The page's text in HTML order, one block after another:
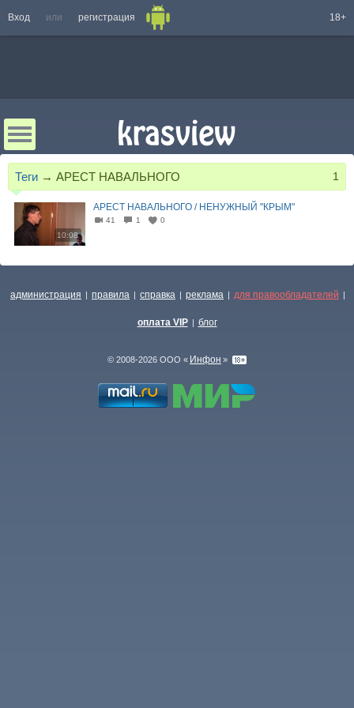
Вход или регистрация 18+
Теги → АРЕСТ НАВАЛЬНОГО 1
10:08
АРЕСТ НАВАЛЬНОГО / НЕНУЖНЫЙ "КРЫМ"
41 1 0
администрация | правила | справка | реклама | для правообладателей |
оплата VIP | блог
© 2008-2026 ООО « Инфон »